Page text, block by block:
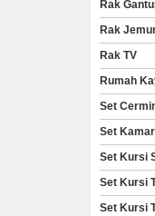
Rak
Rak
Rak TV
Rumah
Set
Set
Set Kursi
Set Kursi
Set Kursi